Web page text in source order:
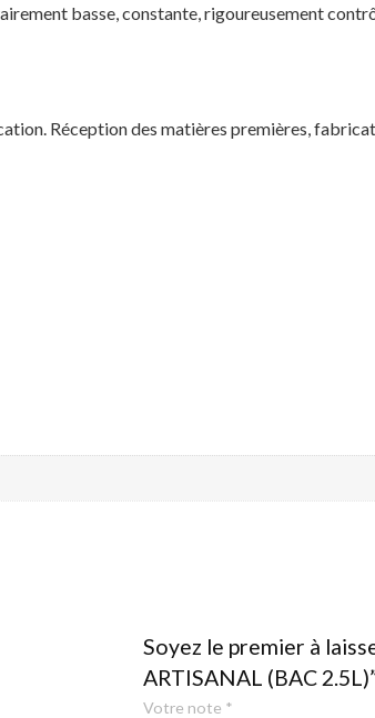
basse, constante, rigoureusement
Réception des matières premières,
Soyez le premier à
ARTISANAL (BAC
Votre note *